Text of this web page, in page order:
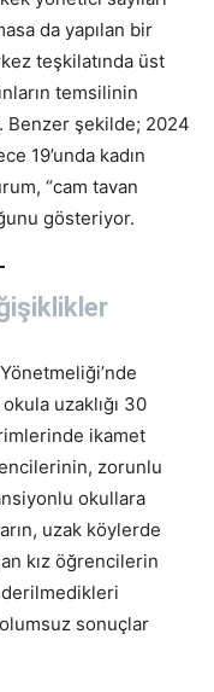
da yapılan bir
teşkilatında üst
temsilinin
Benzer şekilde; 2024
19’unda kadın
“cam tavan
gösteriyor.
uzaklığı 30
ikamet
zorunlu
okullara
uzak köylerde
kız öğrencilerin
sonuçlar